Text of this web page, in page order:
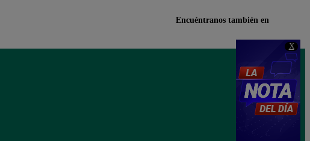
X
Encuéntranos también en